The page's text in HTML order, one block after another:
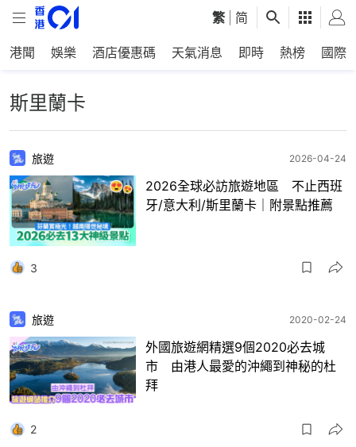
繁 简
港聞 娛樂 酒店優惠碼 天氣消息 即時 熱榜 國際
斯里蘭卡
旅遊 2026-04-24
2026全球必訪旅遊地區 不止西班
牙/意大利/斯里蘭卡｜附景點推薦
3
旅遊 2020-02-24
外國旅遊網精選9個2020必去城
市 由港人最愛的沖繩到神秘的杜
拜
2